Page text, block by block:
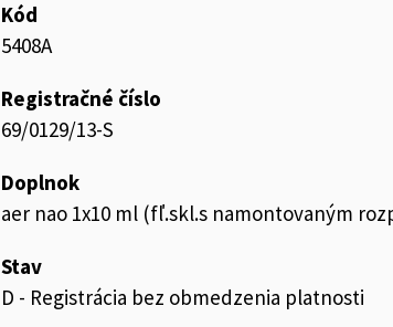
Kód
5408A
Registračné číslo
69/0129/13-S
Doplnok
aer nao 1x10 ml (fľ.skl.s namontovaným
Stav
D - Registrácia bez obmedzenia platnosti